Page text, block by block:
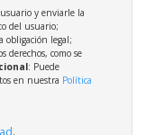
y enviarle la
del usuario;
obligación legal;
derechos, como se
: Puede
en nuestra Política
.